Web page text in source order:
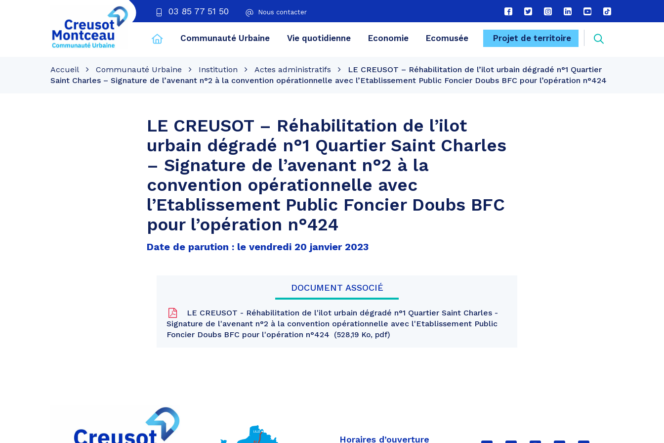
03 85 77 51 50 Nous contacter
Lien
vers
compte
Lien
vers
compte
Lien
vers
compte
Lien
vers
compte
Lien
vers
chaîne
Lien
vers
Creusot
Montceau
Communauté Urbaine Vie quotidienne Economie Ecomusée Projet de territoire
FERMER
Accueil Communauté Urbaine Institution Actes administratifs
LE CREUSOT – Réhabilitation de l’ilot urbain dégradé n°1 Quartier
Saint Charles – Signature de l’avenant n°2 à la convention opérationnelle avec l’Etablissement Public Foncier Doubs BFC pour l’opération n°424
LE CREUSOT – Réhabilitation de l’ilot
urbain dégradé n°1 Quartier Saint Charles
– Signature de l’avenant n°2 à la
convention opérationnelle avec
l’Etablissement Public Foncier Doubs BFC
pour l’opération n°424
Date de parution : le vendredi 20 janvier 2023
DOCUMENT ASSOCIÉ
LE CREUSOT - Réhabilitation de l'ilot urbain dégradé n°1 Quartier Saint Charles -
Signature de l'avenant n°2 à la convention opérationnelle avec l'Etablissement Public
Foncier Doubs BFC pour l'opération n°424
528,19 Ko, pdf
Partager
sur
Horaires d’ouverture